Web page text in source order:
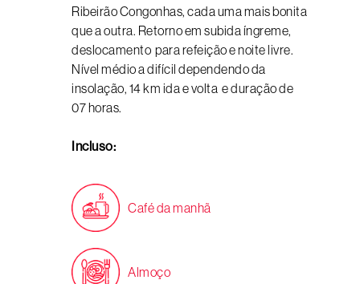
Ribeirão Congonhas, cada uma mais bonita
que a outra. Retorno em subida íngreme,
deslocamento para refeição e noite livre.
Nível médio a difícil dependendo da
insolação, 14 km ida e volta e duração de
07 horas.
Incluso:
Café da manhã
Almoço